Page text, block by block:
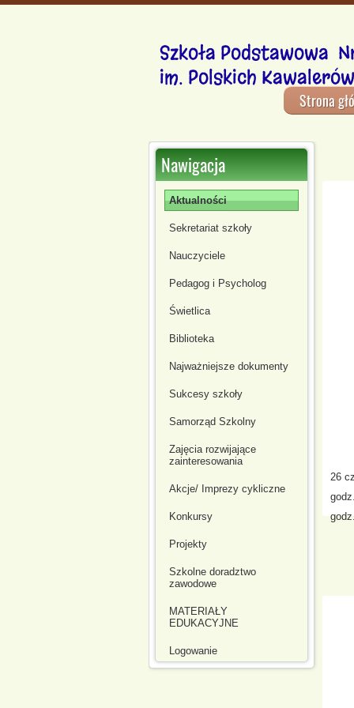
Szkoła Podstawowa
im. Polskich
Strona
Nawigacja
Aktualności
Sekretariat szkoły
Nauczyciele
Pedagog i Psycholog
Świetlica
Biblioteka
Najważniejsze dokumenty
Sukcesy szkoły
Samorząd Szkolny
Zajęcia rozwijające
zainteresowania
Akcje/ Imprezy cykliczne
Konkursy
Projekty
Szkolne doradztwo
zawodowe
MATERIAŁY
EDUKACYJNE
Logowanie
26